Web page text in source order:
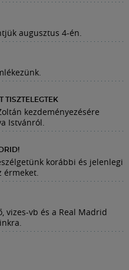
augusztus 4-én.
TISZTELEGTEK
kezdeményezésére
Istvánról.
korábbi és jelenlegi
érmeket.
vizes-vb és a Real Madrid